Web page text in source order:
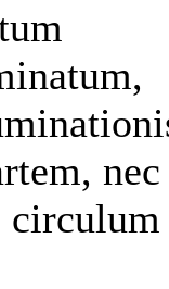
nec
circulum